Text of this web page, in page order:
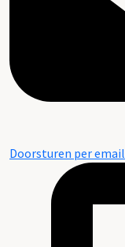
Doorsturen per email